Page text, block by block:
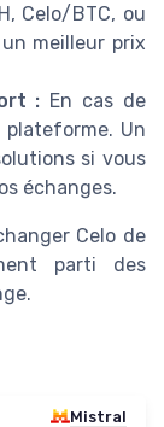
Celo/BTC, ou
meilleur prix
: En cas de
Un
si vous
échanges.
Celo de
parti des
Mistral